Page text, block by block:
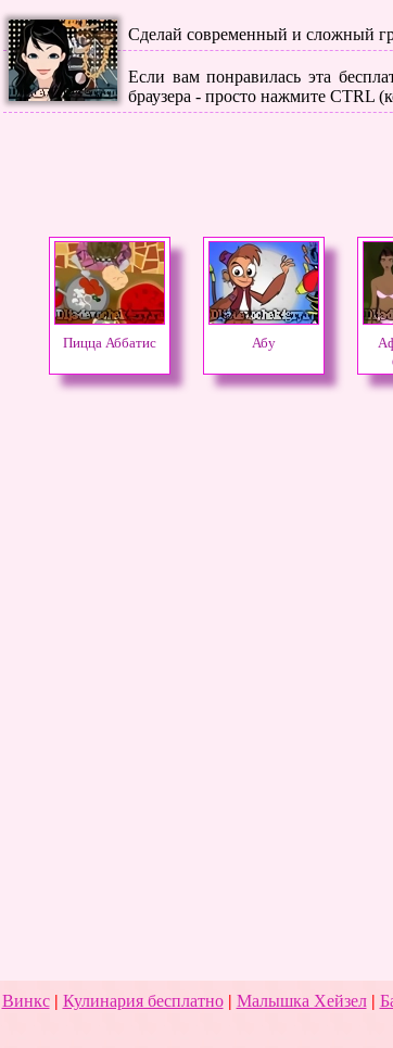
Сделай современный и сложный
Если вам понравилась эта
браузера - просто нажмите CTRL
Пицца Аббатис Абу
Винкс| Кулинария бесплатно| Малышка Хейзел|